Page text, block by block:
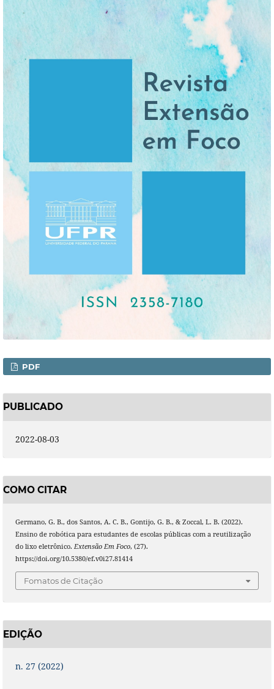
PDF
PUBLICADO
2022-08-03
COMO CITAR
Germano, G. B., dos Santos, A. C. B., Gontijo, G. B., & Zoccal, L. B. (2022).
Ensino de robótica para estudantes de escolas públicas com a reutilização
do lixo eletrônico. Extensão Em Foco, (27).
https://doi.org/10.5380/ef.v0i27.81414
Fomatos de Citação
EDIÇÃO
n. 27 (2022)